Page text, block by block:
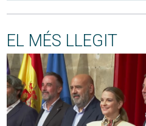
EL MÉS LLEGIT